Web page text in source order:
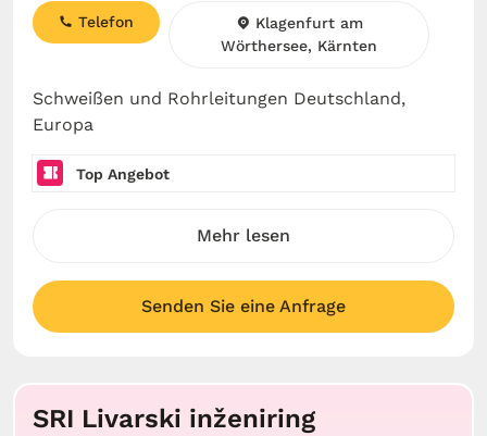
Schweißen und Rohrleitungen Deutschland,
Europa
Telefon
Klagenfurt am
Wörthersee, Kärnten
Top Angebot
Mehr lesen
Senden Sie eine Anfrage
SRI Livarski inženiring